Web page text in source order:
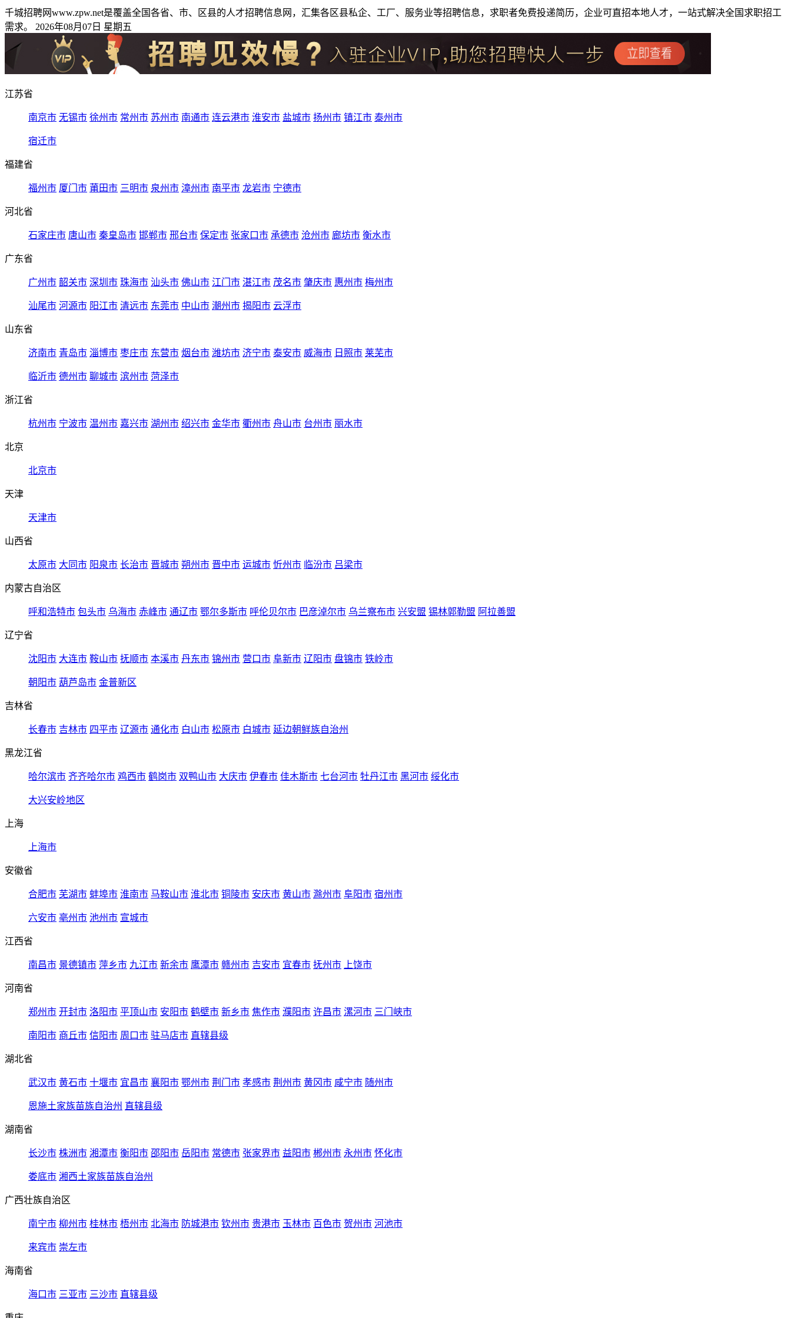
千城招聘网www.zpw.net是覆盖全国各省、市、区县的人才招聘信息网，汇集各区县私企、工厂、服务业等招聘信息，求职者免费投递简历，企业可直招本地人才，一站式解决全国求职招工
需求。 2026年08月07日 星期五
江苏省
南京市 无锡市 徐州市 常州市 苏州市 南通市 连云港市 淮安市 盐城市 扬州市 镇江市 泰州市
宿迁市
福建省
福州市 厦门市 莆田市 三明市 泉州市 漳州市 南平市 龙岩市 宁德市
河北省
石家庄市 唐山市 秦皇岛市 邯郸市 邢台市 保定市 张家口市 承德市 沧州市 廊坊市 衡水市
广东省
广州市 韶关市 深圳市 珠海市 汕头市 佛山市 江门市 湛江市 茂名市 肇庆市 惠州市 梅州市
汕尾市 河源市 阳江市 清远市 东莞市 中山市 潮州市 揭阳市 云浮市
山东省
济南市 青岛市 淄博市 枣庄市 东营市 烟台市 潍坊市 济宁市 泰安市 威海市 日照市 莱芜市
临沂市 德州市 聊城市 滨州市 菏泽市
浙江省
杭州市 宁波市 温州市 嘉兴市 湖州市 绍兴市 金华市 衢州市 舟山市 台州市 丽水市
北京
北京市
天津
天津市
山西省
太原市 大同市 阳泉市 长治市 晋城市 朔州市 晋中市 运城市 忻州市 临汾市 吕梁市
内蒙古自治区
呼和浩特市 包头市 乌海市 赤峰市 通辽市 鄂尔多斯市 呼伦贝尔市 巴彦淖尔市 乌兰察布市 兴安盟 锡林郭勒盟 阿拉善盟
辽宁省
沈阳市 大连市 鞍山市 抚顺市 本溪市 丹东市 锦州市 营口市 阜新市 辽阳市 盘锦市 铁岭市
朝阳市 葫芦岛市 金普新区
吉林省
长春市 吉林市 四平市 辽源市 通化市 白山市 松原市 白城市 延边朝鲜族自治州
黑龙江省
哈尔滨市 齐齐哈尔市 鸡西市 鹤岗市 双鸭山市 大庆市 伊春市 佳木斯市 七台河市 牡丹江市 黑河市 绥化市
大兴安岭地区
上海
上海市
安徽省
合肥市 芜湖市 蚌埠市 淮南市 马鞍山市 淮北市 铜陵市 安庆市 黄山市 滁州市 阜阳市 宿州市
六安市 亳州市 池州市 宣城市
江西省
南昌市 景德镇市 萍乡市 九江市 新余市 鹰潭市 赣州市 吉安市 宜春市 抚州市 上饶市
河南省
郑州市 开封市 洛阳市 平顶山市 安阳市 鹤壁市 新乡市 焦作市 濮阳市 许昌市 漯河市 三门峡市
南阳市 商丘市 信阳市 周口市 驻马店市 直辖县级
湖北省
武汉市 黄石市 十堰市 宜昌市 襄阳市 鄂州市 荆门市 孝感市 荆州市 黄冈市 咸宁市 随州市
恩施土家族苗族自治州 直辖县级
湖南省
长沙市 株洲市 湘潭市 衡阳市 邵阳市 岳阳市 常德市 张家界市 益阳市 郴州市 永州市 怀化市
娄底市 湘西土家族苗族自治州
广西壮族自治区
南宁市 柳州市 桂林市 梧州市 北海市 防城港市 钦州市 贵港市 玉林市 百色市 贺州市 河池市
来宾市 崇左市
海南省
海口市 三亚市 三沙市 直辖县级